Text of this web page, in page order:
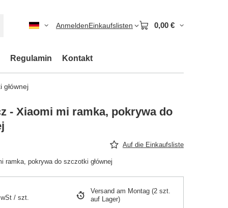
AnmeldenEinkaufslisten 0,00 €
Regulamin Kontakt
głównej
- Xiaomi mi ramka, pokrywa do
Auf die Einkaufsliste
ramka, pokrywa do szczotki głównej
/ szt.
Versand am Montag (2 szt.
auf Lager)